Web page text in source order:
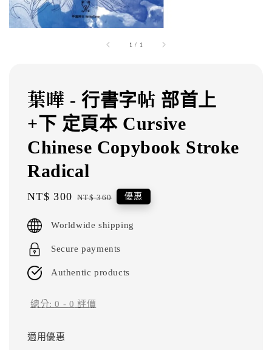
1 / 1
葉曄 - 行書字帖 部首上
+下 定頁本 Cursive
Chinese Copybook Stroke
Radical
Sale
NT$ 300 Regular
NT$ 360 優惠
Worldwide shipping
Secure payments
Authentic products
總分:0 - 0 評價
適用優惠